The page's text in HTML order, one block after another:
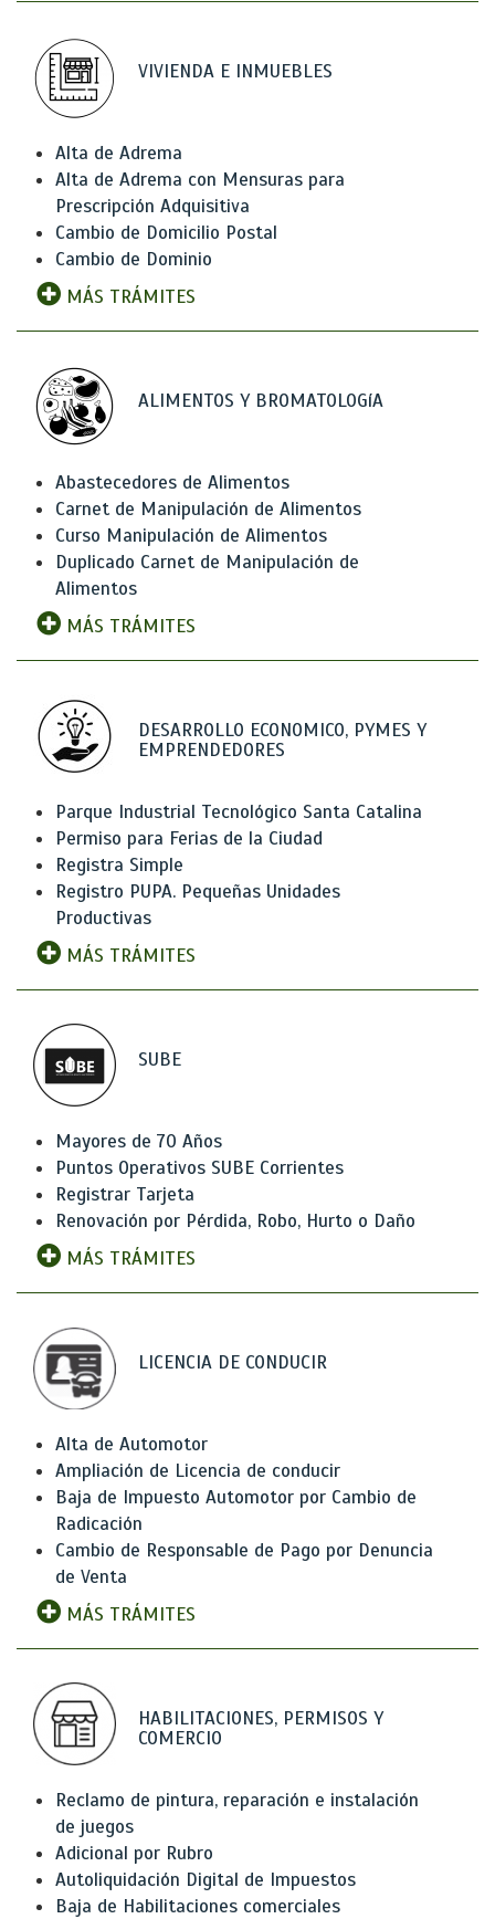
VIVIENDA E INMUEBLES
Alta de Adrema
Alta de Adrema con Mensuras para
Prescripción Adquisitiva
Cambio de Domicilio Postal
Cambio de Dominio
MÁS TRÁMITES
ALIMENTOS Y BROMATOLOGíA
Abastecedores de Alimentos
Carnet de Manipulación de Alimentos
Curso Manipulación de Alimentos
Duplicado Carnet de Manipulación de
Alimentos
MÁS TRÁMITES
DESARROLLO ECONOMICO, PYMES Y
EMPRENDEDORES
Parque Industrial Tecnológico Santa Catalina
Permiso para Ferias de la Ciudad
Registra Simple
Registro PUPA. Pequeñas Unidades
Productivas
MÁS TRÁMITES
SUBE
Mayores de 70 Años
Puntos Operativos SUBE Corrientes
Registrar Tarjeta
Renovación por Pérdida, Robo, Hurto o Daño
MÁS TRÁMITES
LICENCIA DE CONDUCIR
Alta de Automotor
Ampliación de Licencia de conducir
Baja de Impuesto Automotor por Cambio de
Radicación
Cambio de Responsable de Pago por Denuncia
de Venta
MÁS TRÁMITES
HABILITACIONES, PERMISOS Y
COMERCIO
Reclamo de pintura, reparación e instalación
de juegos
Adicional por Rubro
Autoliquidación Digital de Impuestos
Baja de Habilitaciones comerciales